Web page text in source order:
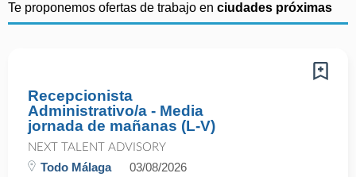
Te proponemos ofertas de trabajo en ciudades próximas
Recepcionista
Administrativo/a - Media
jornada de mañanas (L-V)
NEXT TALENT ADVISORY
Todo Málaga 03/08/2026